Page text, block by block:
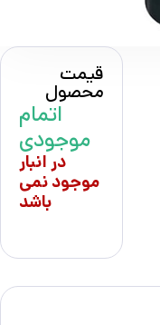
قیمت
محصول
اتمام
موجودی
در انبار
موجود نمی
باشد